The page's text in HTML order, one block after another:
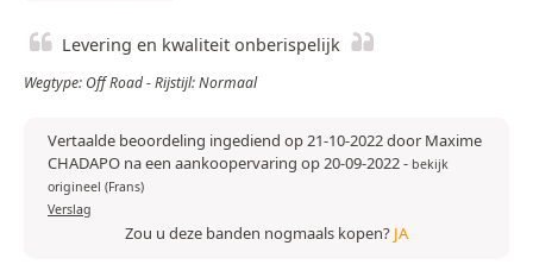
Levering en kwaliteit onberispelijk
Wegtype: Off Road - Rijstijl: Normaal
Vertaalde beoordeling ingediend op 21-10-2022 door Maxime
CHADAPO na een aankoopervaring op 20-09-2022- bekijk
origineel (Frans)
Verslag
Zou u deze banden nogmaals kopen? JA